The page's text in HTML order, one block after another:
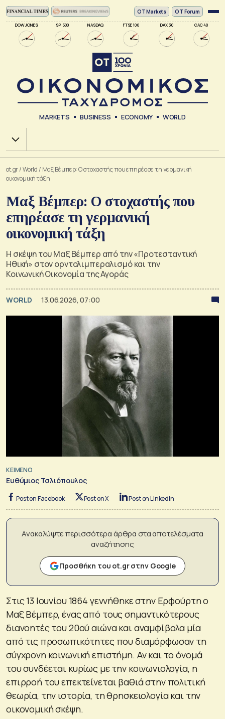
DOW JONES SP 500 NASDAQ FTSE 100 DAX 30 CAC 40
ΟΤ Markets OT Forum
MARKETS BUSINESS ECONOMY WORLD
Χ.Α.
ot.gr/World / Μαξ Βέμπερ: Ο στοχαστής που επηρέασε τη γερμανική
οικονομική τάξη
Μαξ Βέμπερ: Ο στοχαστής που
επηρέασε τη γερμανική
οικονομική τάξη
Η σκέψη του Μαξ Βέμπερ από την «Προτεσταντική
Ηθική» στον ορντολιμπεραλισμό και την
Κοινωνική Οικονομία της Αγοράς
WORLD 13.06.2026, 07:00
ΚΕΙΜΕΝΟ
Ευθύμιος Τσλιόπουλος
Post on Facebook Post on X Post on LinkedIn
Ανακαλύψτε περισσότερα άρθρα στα αποτελέσματα
αναζήτησης
Προσθήκη του ot.gr στην Google
Στις 13 Ιουνίου 1864 γεννήθηκε στην Ερφούρτη ο
Μαξ Βέμπερ, ένας από τους σημαντικότερους
διανοητές του 20ού αιώνα και αναμφίβολα μία
από τις προσωπικότητες που διαμόρφωσαν τη
σύγχρονη κοινωνική επιστήμη. Αν και το όνομά
του συνδέεται κυρίως με την κοινωνιολογία, η
επιρροή του επεκτείνεται βαθιά στην πολιτική
θεωρία, την ιστορία, τη θρησκειολογία και την
οικονομική σκέψη.